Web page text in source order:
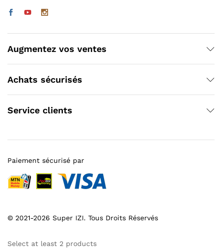
Augmentez vos ventes
Achats sécurisés
Service clients
© 2021-2026 Super IZI. Tous Droits Réservés
Paiement sécurisé par
Select at least 2 products